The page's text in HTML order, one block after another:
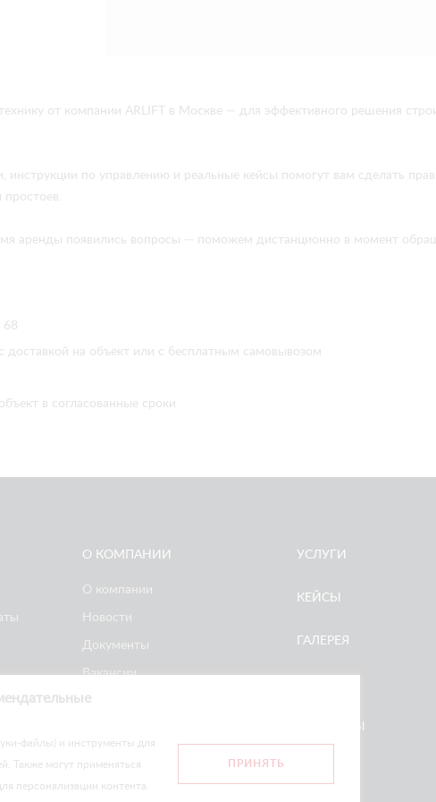
от компании ARLIFT в Москве — для эффективного решения
по управлению и реальные кейсы помогут вам сделать
аренды появились вопросы — поможем дистанционно в момент
68
доставкой на объект или с бесплатным самовывозом
в согласованные сроки
О КОМПАНИИ
О компании
Новости
Документы
Вакансии
Реквизиты
конфиденциальности
УСЛУГИ
КЕЙСЫ
ГАЛЕРЕЯ
файлы) и инструменты для
Также могут применяться
персонализации контента.
ПРИНЯТЬ